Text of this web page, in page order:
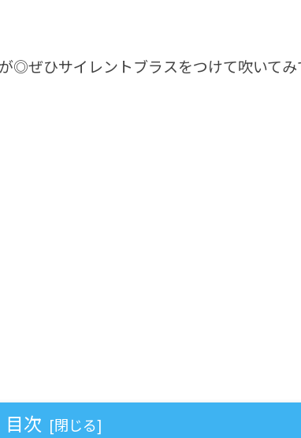
◎ぜひサイレントブラスをつけて吹いてみ
目次